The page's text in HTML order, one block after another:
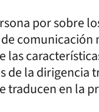
por sobre
las
de la
traducen en la